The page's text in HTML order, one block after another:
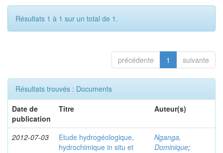
Résultats 1 à 1 sur un total de 1.
précédente 1 suivante
Résultats trouvés : Documents
Date de
publication
Titre Auteur(s)
2012-07-03
Etude hydrogéologique,
hydrochimique in situ et
Nganga,
Dominique;